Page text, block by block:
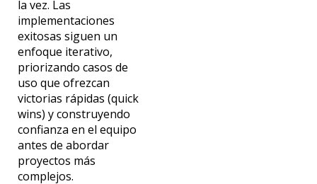
la vez. Las
implementaciones
exitosas siguen un
enfoque iterativo,
priorizando casos de
uso que ofrezcan
victorias rápidas (quick
wins) y construyendo
confianza en el equipo
antes de abordar
proyectos más
complejos.